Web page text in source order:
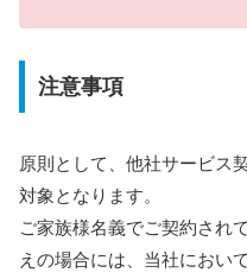
注意事項
原則として、他社サービス
対象となります。
ご家族様名義でご契約され
えの場合には、当社におい